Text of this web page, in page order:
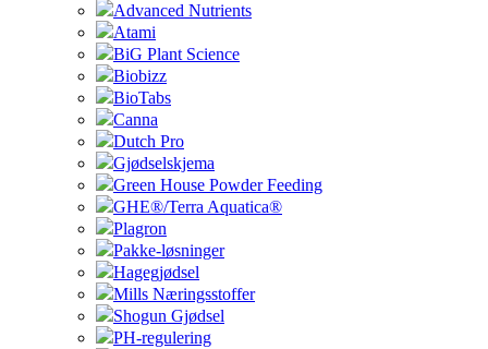
Advanced Nutrients
Atami
BiG Plant Science
Biobizz
BioTabs
Canna
Dutch Pro
Gjødselskjema
Green House Powder Feeding
GHE®/Terra Aquatica®
Plagron
Pakke-løsninger
Hagegjødsel
Mills Næringsstoffer
Shogun Gjødsel
PH-regulering